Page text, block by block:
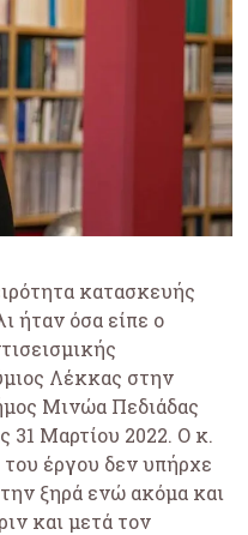
κατασκευής
ήταν όσα είπε ο
Λέκκας στην
Μινώα Πεδιάδας
31 Μαρτίου 2022. Ο κ.
έργου δεν υπήρχε
ξηρά ενώ ακόμα και
και μετά τον